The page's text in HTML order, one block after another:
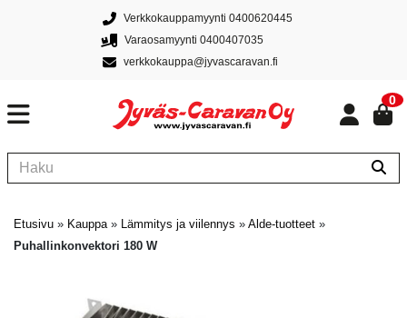
Verkkokauppamyynti 0400620445
Varaosamyynti 0400407035
verkkokauppa@jyvascaravan.fi
0
Etusivu » Kauppa» Lämmitys ja viilennys » Alde-tuotteet »
Puhallinkonvektori 180 W